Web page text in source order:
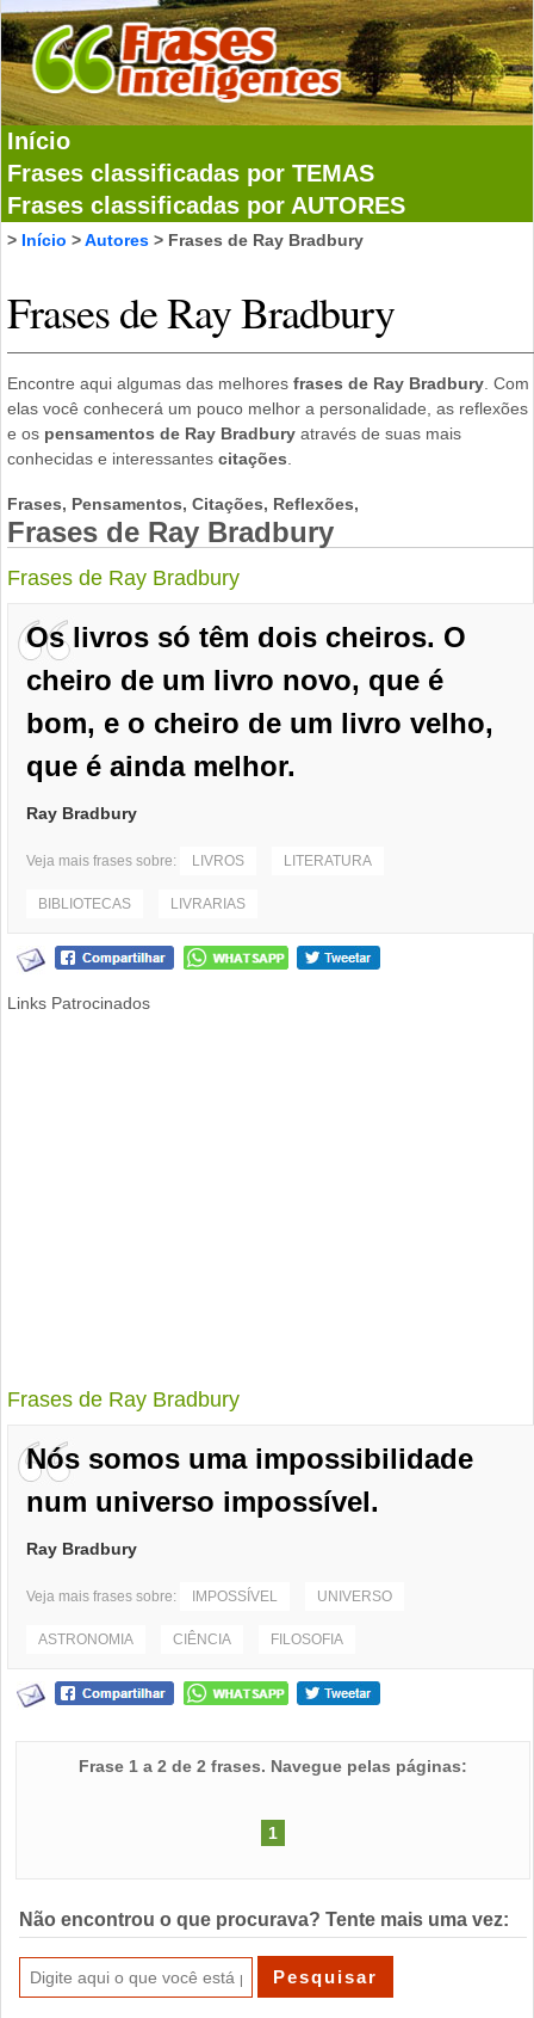
Início
Frases classificadas por TEMAS
Frases classificadas por AUTORES
> Início >Autores > Frases de Ray Bradbury
Frases de Ray Bradbury
Encontre aqui algumas das melhores frases de Ray Bradbury . Com
elas você conhecerá um pouco melhor a personalidade, as reflexões
e os pensamentos de Ray Bradbury através de suas mais
conhecidas e interessantes citações
Frases, Pensamentos, Citações, Reflexões,
Frases de Ray Bradbury
Frases de Ray Bradbury
Os livros só têm dois cheiros. O
cheiro de um livro novo, que é
bom, e o cheiro de um livro velho,
que é ainda melhor.
Ray Bradbury
Veja mais frases sobre: LIVROS LITERATURA
BIBLIOTECAS LIVRARIAS
Links Patrocinados
Frases de Ray Bradbury
Nós somos uma impossibilidade
num universo impossível.
Ray Bradbury
Veja mais frases sobre: IMPOSSÍVEL UNIVERSO
ASTRONOMIA CIÊNCIA FILOSOFIA
Frase 1 a 2 de 2 frases. Navegue pelas páginas:
1
Não encontrou o que procurava? Tente mais uma vez: